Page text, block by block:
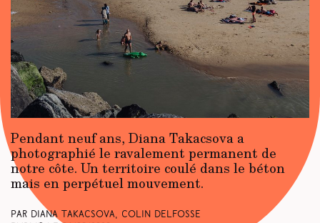
Pendant neuf ans, Diana Takacsova a
photographié le ravalement permanent de
notre côte. Un territoire coulé dans le béton
mais en perpétuel mouvement.
Par Diana Takacsova, Colin Delfosse